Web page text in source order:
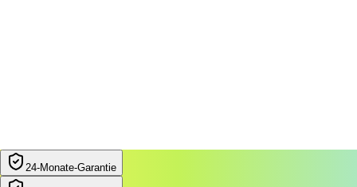
24‑Monate‑Garantie